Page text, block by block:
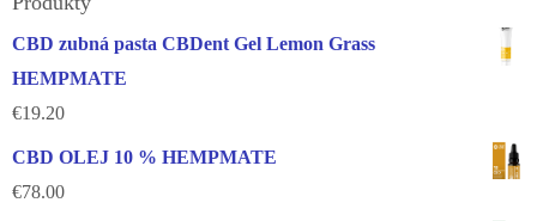
CBD zubná pasta CBDent Gel Lemon Grass
HEMPMATE
€19.20
CBD OLEJ 10 % HEMPMATE
€78.00